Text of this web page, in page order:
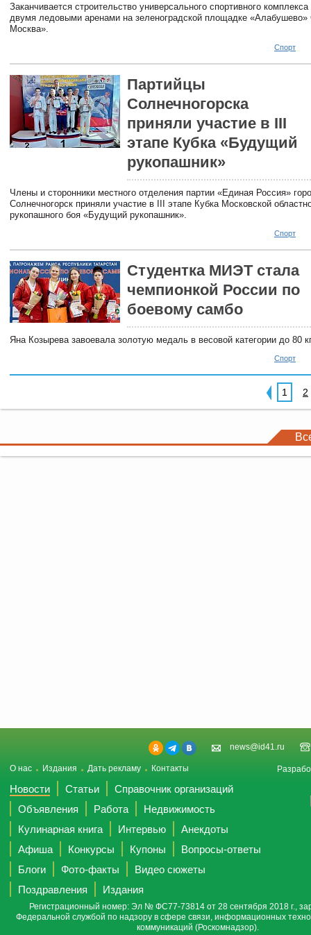
Заканчивается строительство универсального спортивного
двумя ледовыми аренами на зеленоградской площадке
Москва».
Спорт
Партийцы
Солнечногорска
приняли участие в III
этапе Кубка «Будущий
рукопашник»
Члены и сторонники местного отделения партии «Единая Россия»
Солнечногорск приняли участие в III этапе Кубка Московской
рукопашного боя «Будущий рукопашник».
Спорт
Студентка МИЭТ стала
чемпионкой России по
боевому самбо
Яна Козырева завоевала золотую медаль в весовой категории до 80
Спорт
1 2
news@id41.ru
О нас Издания Дать рекламу Контакты
Новости Статьи
Справочник организаций
Объявления
Работа
Недвижимость
Кулинарная книга
Интервью
Анекдоты
Афиша
Конкурсы Купоны
Вопросы-ответы
Блоги
Фото-факты
Видео сюжеты
Поздравления
Издания
Регистрационный номер: Эл № ФС77-73814 от 28 сентября 2018 г.,
Федеральной службой по надзору в сфере связи, информационных
коммуникаций (Роскомнадзор).